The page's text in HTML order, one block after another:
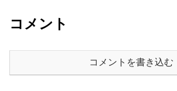
コメント
コメントを書き込む